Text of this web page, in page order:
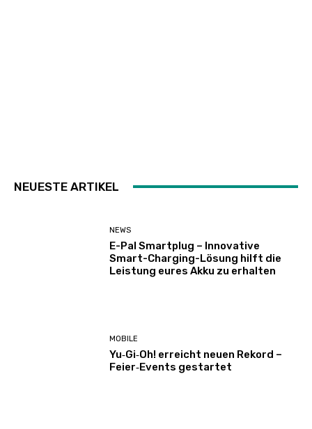
NEUESTE ARTIKEL
NEWS
E-Pal Smartplug – Innovative
Smart-Charging-Lösung hilft die
Leistung eures Akku zu erhalten
MOBILE
Yu‑Gi‑Oh! erreicht neuen Rekord –
Feier‑Events gestartet